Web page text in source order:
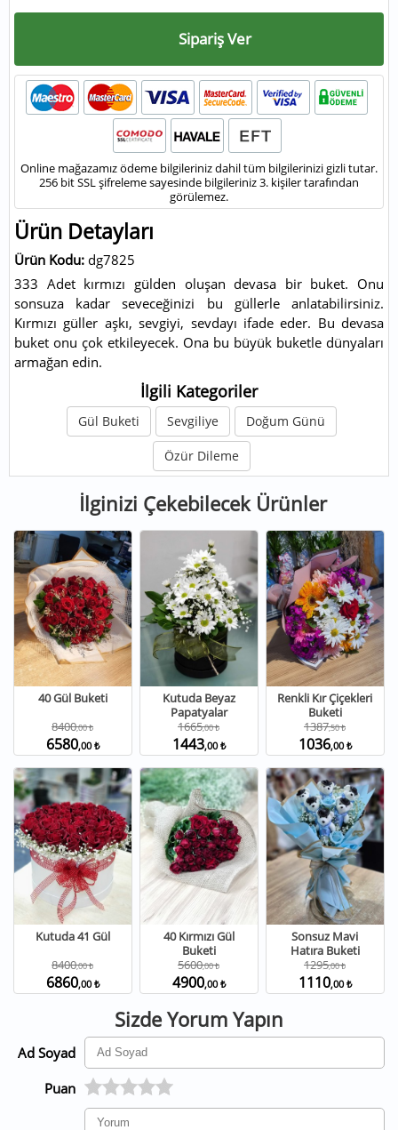
Sipariş Ver
Online mağazamız ödeme bilgileriniz dahil tüm bilgilerinizi gizli tutar.
256 bit SSL şifreleme sayesinde bilgileriniz 3. kişiler tarafından
görülemez.
Ürün Detayları
Ürün Kodu: dg7825
333 Adet kırmızı gülden oluşan devasa bir buket. Onu
sonsuza kadar seveceğinizi bu güllerle anlatabilirsiniz.
Kırmızı güller aşkı, sevgiyi, sevdayı ifade eder. Bu devasa
buket onu çok etkileyecek. Ona bu büyük buketle dünyaları
armağan edin.
İlgili Kategoriler
Gül Buketi Sevgiliye Doğum Günü
Özür Dileme
İlginizi Çekebilecek Ürünler
40 Gül Buketi
8400,00 ₺
6580,00 ₺
Kutuda Beyaz
Papatyalar
1665,00 ₺
1443,00 ₺
Renkli Kır Çiçekleri
Buketi
1387,50 ₺
1036,00 ₺
Kutuda 41 Gül
8400,00 ₺
6860,00 ₺
40 Kırmızı Gül
Buketi
5600,00 ₺
4900,00 ₺
Sonsuz Mavi
Hatıra Buketi
1295,00 ₺
1110,00 ₺
Sizde Yorum Yapın
Ad Soyad
Puan